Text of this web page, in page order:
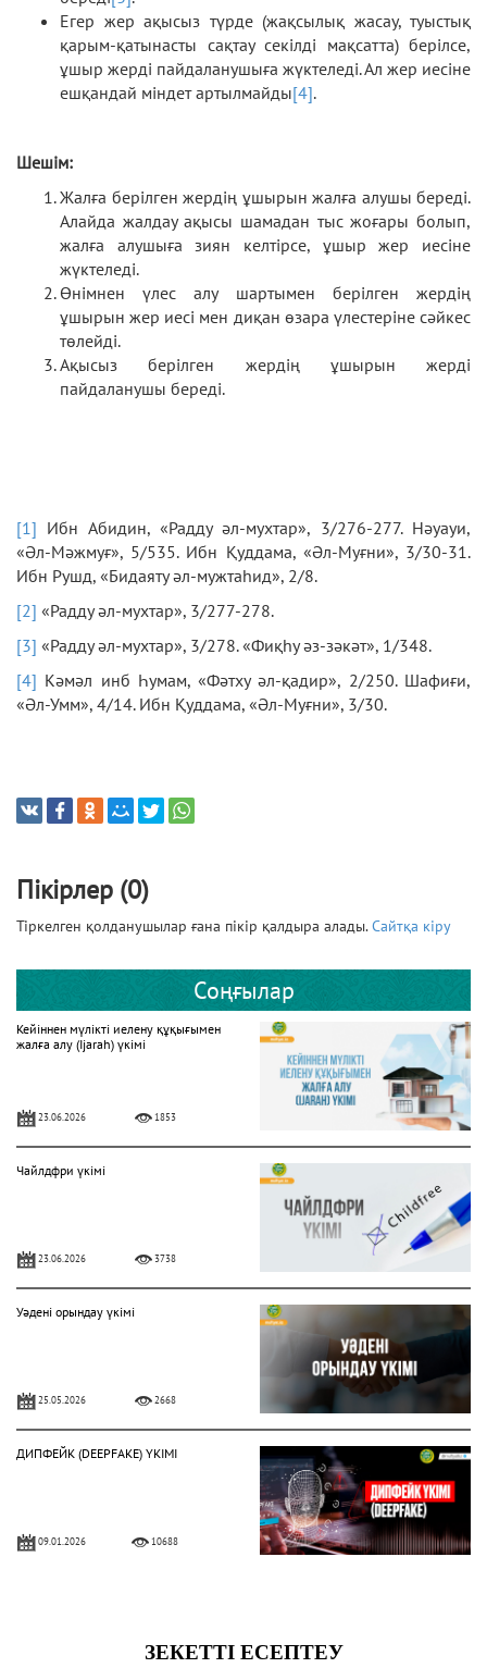
Егер жер ақысыз түрде (жақсылық жасау, туыстық
қарым-қатынасты сақтау секілді мақсатта) берілсе,
ұшыр жерді пайдаланушыға жүктеледі. Ал жер иесіне
ешқандай міндет артылмайды[4].
Шешім:
Жалға берілген жердің ұшырын жалға алушы береді.
Алайда жалдау ақысы шамадан тыс жоғары болып,
жалға алушыға зиян келтірсе, ұшыр жер иесіне
жүктеледі.
Өнімнен үлес алу шартымен берілген жердің
ұшырын жер иесі мен диқан өзара үлестеріне сәйкес
төлейді.
Ақысыз берілген жердің ұшырын жерді
пайдаланушы береді.
[1] Ибн Абидин, «Радду әл-мухтар», 3/276-277. Нәуауи,
«Әл-Мәжмуғ», 5/535. Ибн Қуддама, «Әл-Муғни», 3/30-31.
Ибн Рушд, «Бидаяту әл-мужтаһид», 2/8.
[2] «Радду әл-мухтар», 3/277-278.
[3] «Радду әл-мухтар», 3/278. «Фиқһу әз-зәкәт», 1/348.
[4] Кәмәл инб Һумам, «Фәтху әл-қадир», 2/250. Шафиғи,
«Әл-Умм», 4/14. Ибн Қуддама, «Әл-Муғни», 3/30.
Пікірлер (0)
Тіркелген қолданушылар ғана пікір қалдыра алады.Сайтқа кіру
Соңғылар
Кейіннен мүлікті иелену құқығымен
жалға алу (Ijarah) үкімі
23.06.2026 1853
Чайлдфри үкімі
23.06.2026 3738
Уәдені орындау үкімі
25.05.2026 2668
ДИПФЕЙК (DEEPFAKE) ҮКІМІ
09.01.2026 10688